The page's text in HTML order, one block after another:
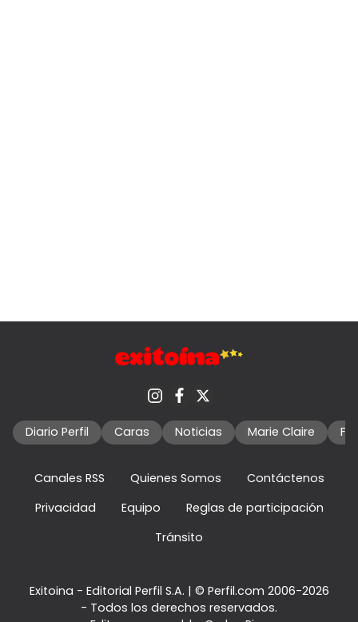
Diario Perfil Caras Noticias Marie Claire
Canales RSS Quienes Somos
Contáctenos
Privacidad
Equipo
Reglas de participación
Tránsito
Exitoina - Editorial Perfil S.A. | © Perfil.com 2006-2026
- Todos los derechos reservados.